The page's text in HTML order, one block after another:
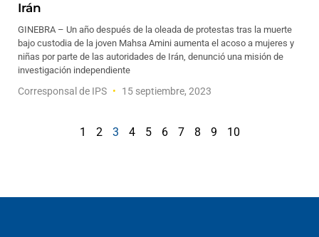
Irán
GINEBRA – Un año después de la oleada de protestas tras la muerte
bajo custodia de la joven Mahsa Amini aumenta el acoso a mujeres y
niñas por parte de las autoridades de Irán, denunció una misión de
investigación independiente
Corresponsal de IPS 15 septiembre, 2023
1 2 3 4 5 6 7 8 9 10